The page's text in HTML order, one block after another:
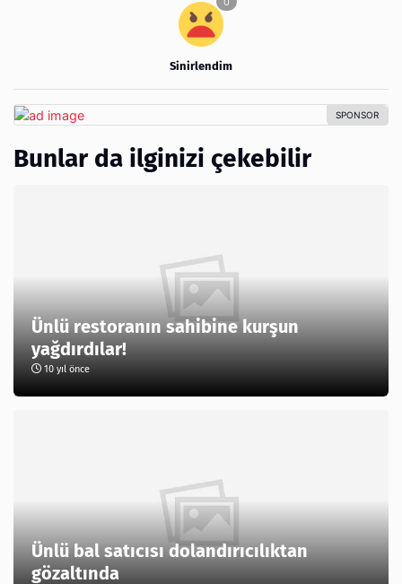
Sinirlendim
Bunlar da ilginizi çekebilir
Ünlü restoranın sahibine kurşun
yağdırdılar!
10 yıl önce
Ünlü bal satıcısı dolandırıcılıktan
gözaltında